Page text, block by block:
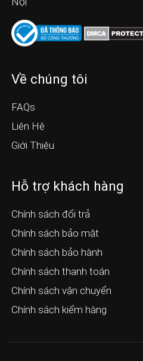
Về chúng tôi
FAQs
Liên Hệ
Giới Thiệu
Hỗ trợ khách hàng
Chính sách đổi trả
Chính sách bảo mật
Chính sách bảo hành
Chính sách thanh toán
Chính sách vận chuyển
Chính sách kiểm hàng